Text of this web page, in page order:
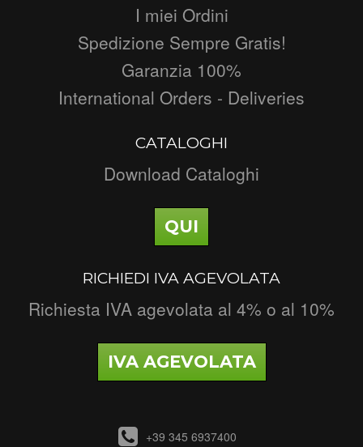
I miei Ordini
Spedizione Sempre Gratis!
Garanzia 100%
International Orders - Deliveries
CATALOGHI
Download Cataloghi
QUI
RICHIEDI IVA AGEVOLATA
Richiesta IVA agevolata al 4% o al 10%
IVA AGEVOLATA
+39 345 6937400